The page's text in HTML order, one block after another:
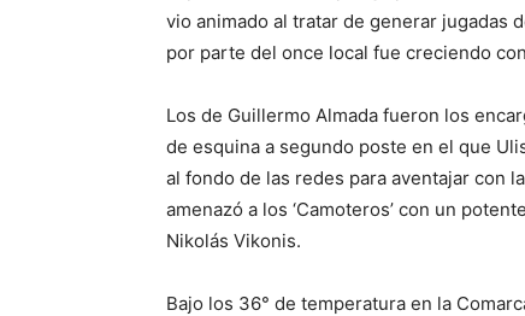
vio animado al tratar de generar jugadas
por parte del once local fue creciendo
Los de Guillermo Almada fueron los
de esquina a segundo poste en el que
al fondo de las redes para aventajar con
amenazó a los ‘Camoteros’ con un
Nikolás Vikonis.
Bajo los 36° de temperatura en la